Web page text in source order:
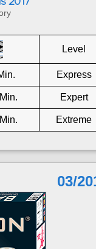
Level
Express
Expert
Extreme
03/